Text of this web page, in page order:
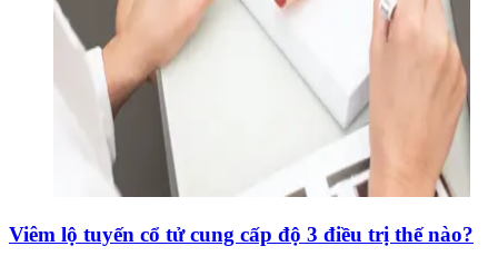
Viêm lộ tuyến cổ tử cung cấp độ 3 điều trị thế nào?